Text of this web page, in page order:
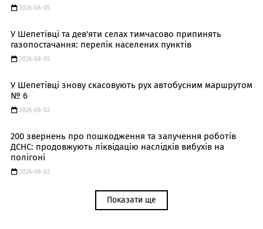
2026-08-05
У Шепетівці та дев'яти селах тимчасово припинять
газопостачання: перелік населених пунктів
2026-08-05
У Шепетівці знову скасовують рух автобусним маршрутом
№ 6
2026-08-02
200 звернень про пошкодження та залучення роботів
ДСНС: продовжують ліквідацію наслідків вибухів на
полігоні
2026-08-02
Показати ще